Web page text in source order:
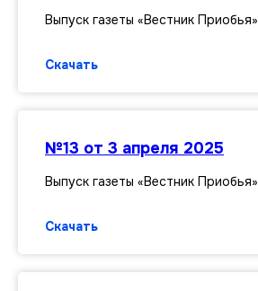
Выпуск газеты «Вестник Приобья»
Скачать
№13 от 3 апреля 2025
Выпуск газеты «Вестник Приобья»
Скачать